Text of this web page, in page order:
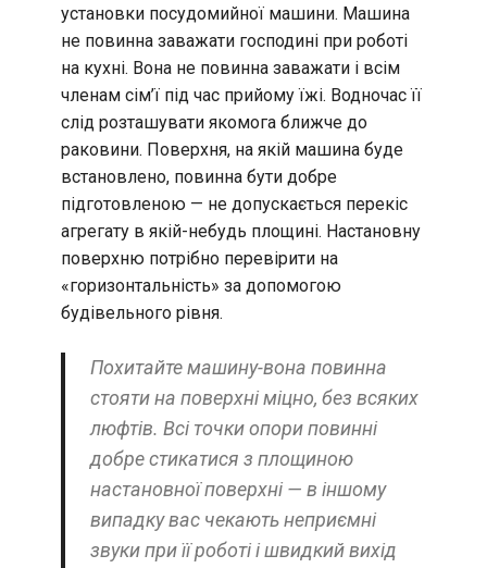
установки посудомийної машини. Машина
не повинна заважати господині при роботі
на кухні. Вона не повинна заважати і всім
членам сім’ї під час прийому їжі. Водночас її
слід розташувати якомога ближче до
раковини. Поверхня, на якій машина буде
встановлено, повинна бути добре
підготовленою — не допускається перекіс
агрегату в якій-небудь площині. Настановну
поверхню потрібно перевірити на
«горизонтальність» за допомогою
будівельного рівня.
Похитайте машину-вона повинна
стояти на поверхні міцно, без всяких
люфтів. Всі точки опори повинні
добре стикатися з площиною
настановної поверхні — в іншому
випадку вас чекають неприємні
звуки при її роботі і швидкий вихід